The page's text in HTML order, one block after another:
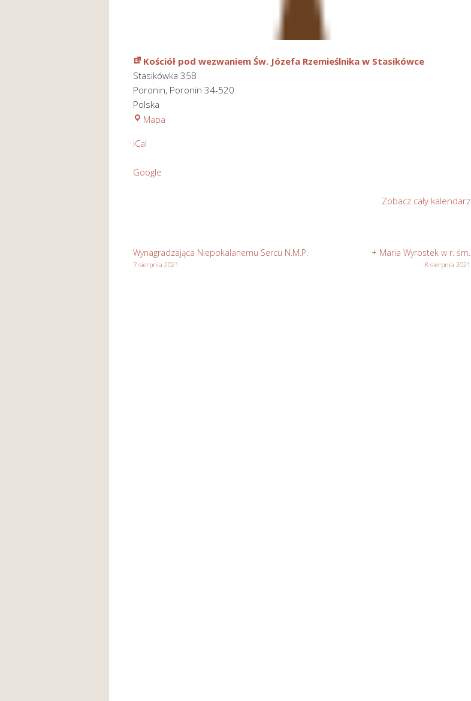
Kościół pod wezwaniem Św. Józefa Rzemieślnika w Stasikówce
Stasikówka 35B
Poronin, Poronin 34-520
Polska
Mapa
iCal
Google
Zobacz cały kalendarz
Wynagradzająca Niepokalanemu Sercu N.M.P.
7 sierpnia 2021
+ Maria Wyrostek w r. śm.
8 sierpnia 2021